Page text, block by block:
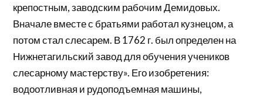
крепостным, заводским рабочим Демидовых.
Вначале вместе с братьями работал кузнецом, а
потом стал слесарем. В 1762 г. был определен на
Нижнетагильский завод для обучения учеников
слесарному мастерству». Его изобретения:
водоотливная и рудоподъемная машины,